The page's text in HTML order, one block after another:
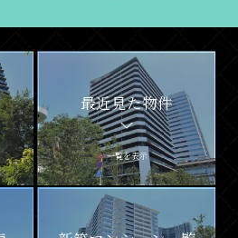
最近見た物件
一覧を表示